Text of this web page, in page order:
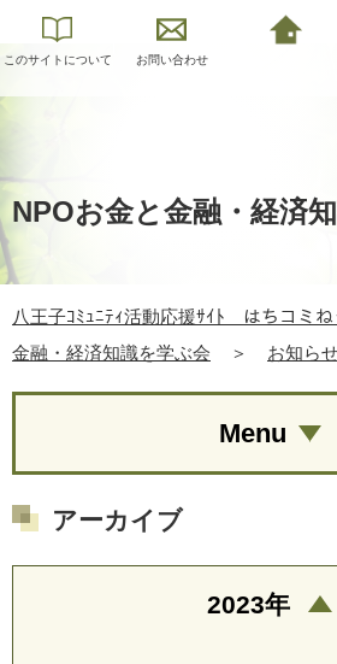
このサイトについて お問い合わせ
NPOお金と金融・経済
八王子ｺﾐｭﾆﾃｨ活動応援ｻｲﾄ はちコミね
金融・経済知識を学ぶ会
＞ お知ら
Menu
アーカイブ
2023年